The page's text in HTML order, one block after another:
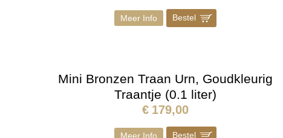
Meer Info Bestel ]
Mini Bronzen Traan Urn, Goudkleurig
Traantje (0.1 liter)
€ 179,00
Meer Info Bestel ]